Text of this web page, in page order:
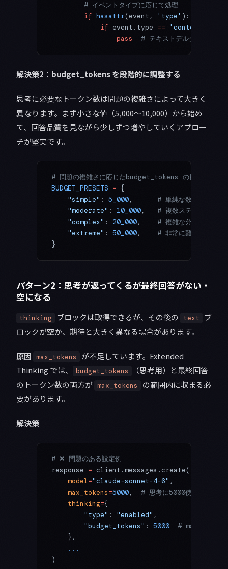
        # イベントタイプに応じて処理
        if
hasattr(event, 'type' ):
            if
event.type ==
                pass
  # テキストデルタの処理
解決策2：budget_tokens を段階的に調整する
思考に必要なトークン数は問題の複雑さによって大きく
異なります。まず小さな値（5,000〜10,000）から始め
て、回答品質を見ながら少しずつ増やしていくアプロー
チが堅実です。
# 問題の複雑さに応じたbudget_tokens の目安
BUDGET_PRESETS = {
    "simple"
: 5_000, # 単純な数学・論理問
    "moderate"
: 10_000, # 複数ステップの推論
    "complex"
: 20_000, # 複雑な分析・設計タ
    "extreme"
: 50_000, # 非常に難しい研究・
}
パターン2：思考が返ってくるが最終回答がない・
空になる
thinking ブロックは取得できるが、その後の text
ブ
ロックが空か、期待と大きく異なる場合があります。
原因 max_tokens
が不足しています。Extended
Thinking では、
budget_tokens
（思考用）と最終回答
のトークン数の両方が max_tokens
の範囲内に収まる必
要があります。
解決策
# ❌ 問題のある設定例
response = client.messages.create(
    model
="claude-sonnet-4-6" ,
    max_tokens
=5000, # 思考に5000使い切ったら
    thinking
={
        "type"
: "enabled" ,
        "budget_tokens"
: 5000
# max_tokens
    },
    ...
)